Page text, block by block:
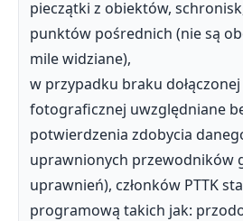
pieczątki z obiektów,
punktów pośrednich (nie są
mile widziane),
w przypadku braku
fotograficznej uwzględniane
potwierdzenia zdobycia
uprawnionych przewodników
uprawnień), członków PTTK
programową takich jak: